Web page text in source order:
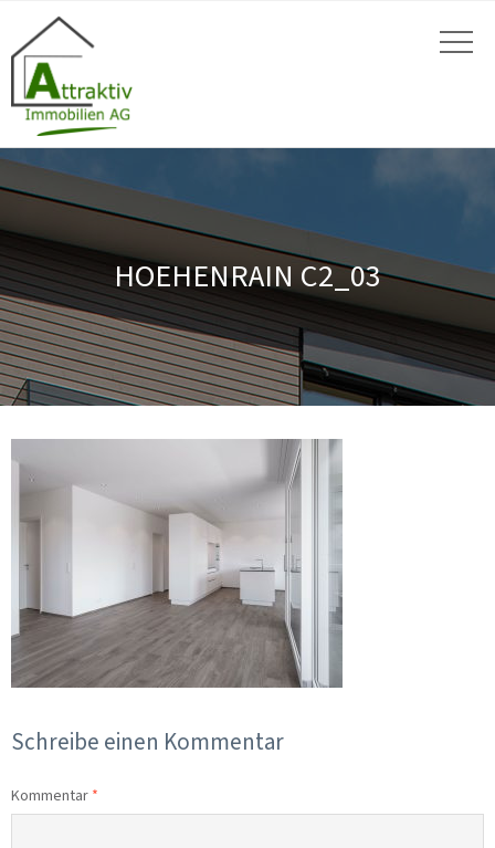
HOEHENRAIN C2_03
Schreibe einen Kommentar
Kommentar *